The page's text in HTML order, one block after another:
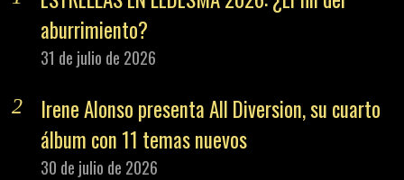
aburrimiento?
31 de julio de 2026
Irene Alonso presenta All Diversion, su cuarto
álbum con 11 temas nuevos
30 de julio de 2026